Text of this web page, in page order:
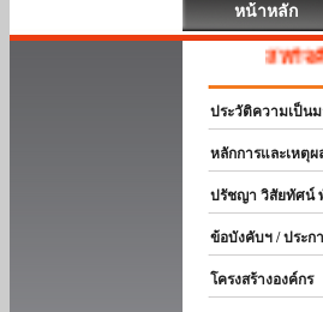
หน้าหลัก
สหกิจศึกษา ยิน
ประวัติความเป็นม
หลักการและเหตุผ
ปรัชญา วิสัยทัศน์ พั
ข้อบังคับฯ / ประก
โครงสร้างองค์กร